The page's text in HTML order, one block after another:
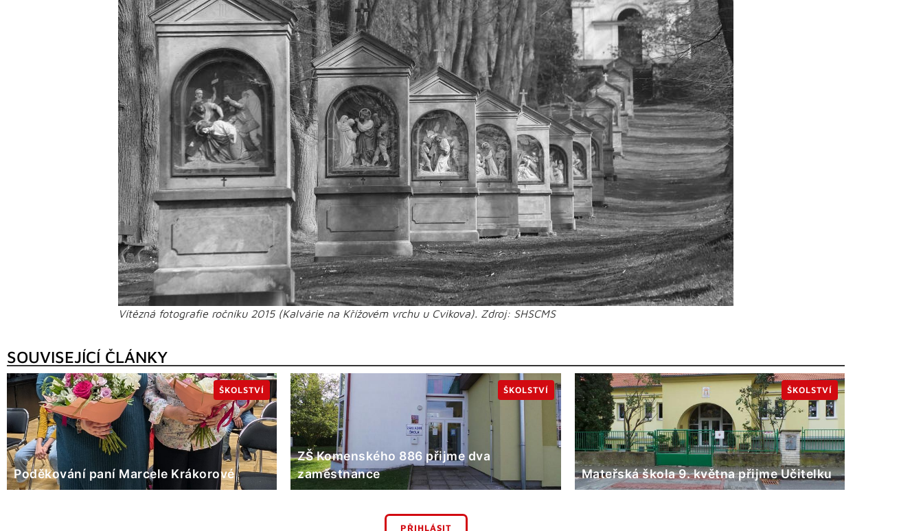
Vítězná fotografie ročníku 2015 (Kalvárie na Křížovém vrchu u Cvikova). Zdroj: SHSCMS
SOUVISEJÍCÍ ČLÁNKY
Poděkování paní Marcele Krákorové
ŠKOLSTVÍ
ZŠ Komenského 886 přijme dva
zaměstnance
ŠKOLSTVÍ
Mateřská škola 9. května přijme Učitelku
ŠKOLSTVÍ
PŘIHLÁSIT